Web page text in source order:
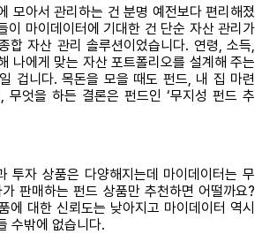
모아서 관리하는 건 분명 예전보다 편리해졌
이 마이데이터에 기대한 건 단순 자산 관리가
합 자산 관리 솔루션이었습니다. 연령, 소득,
나에게 맞는 자산 포트폴리오를 설계해 주는
겁니다. 목돈을 모을 때도 펀드, 내 집 마련
무엇을 하든 결론은 펀드인 ‘무지성 펀드 추
투자 상품은 다양해지는데 마이데이터는 무
판매하는 펀드 상품만 추천하면 어떨까요?
에 대한 신뢰도는 낮아지고 마이데이터 역시
수밖에 없습니다.